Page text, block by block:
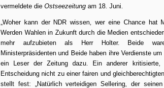
verme ldete die Ostseezeitung am 18. Juni.
„Woher kann der NDR wissen, wer eine Chance hat
Werden Wahlen in Zukunft durch die Medien
mehr aufzubieten als Herr Holter. Beide
Ministerpräsidenten und Beide haben ihre Verdienste
ein Leser der Zeitung dazu. Ein anderer
kritisierte,
Entscheidung nicht zu einer fairen und
stellt fest: „Natürlich verteidigen Sellering, der